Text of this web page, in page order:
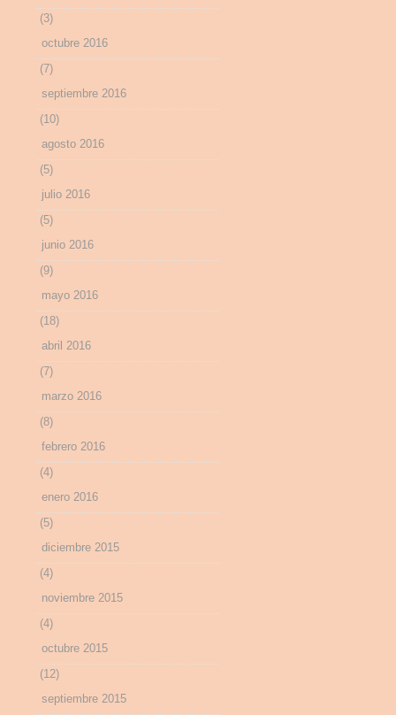
(3)
octubre 2016
(7)
septiembre 2016
(10)
agosto 2016
(5)
julio 2016
(5)
junio 2016
(9)
mayo 2016
(18)
abril 2016
(7)
marzo 2016
(8)
febrero 2016
(4)
enero 2016
(5)
diciembre 2015
(4)
noviembre 2015
(4)
octubre 2015
(12)
septiembre 2015